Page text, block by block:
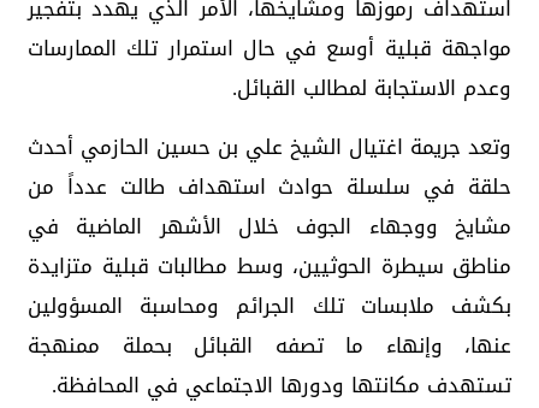
استهداف رموزها ومشايخها، الأمر الذي يهدد بتفجير
مواجهة قبلية أوسع في حال استمرار تلك الممارسات
وعدم الاستجابة لمطالب القبائل.
وتعد جريمة اغتيال الشيخ علي بن حسين الحازمي أحدث
حلقة في سلسلة حوادث استهداف طالت عدداً من
مشايخ ووجهاء الجوف خلال الأشهر الماضية في
مناطق سيطرة الحوثيين، وسط مطالبات قبلية متزايدة
بكشف ملابسات تلك الجرائم ومحاسبة المسؤولين
عنها، وإنهاء ما تصفه القبائل بحملة ممنهجة
تستهدف مكانتها ودورها الاجتماعي في المحافظة.